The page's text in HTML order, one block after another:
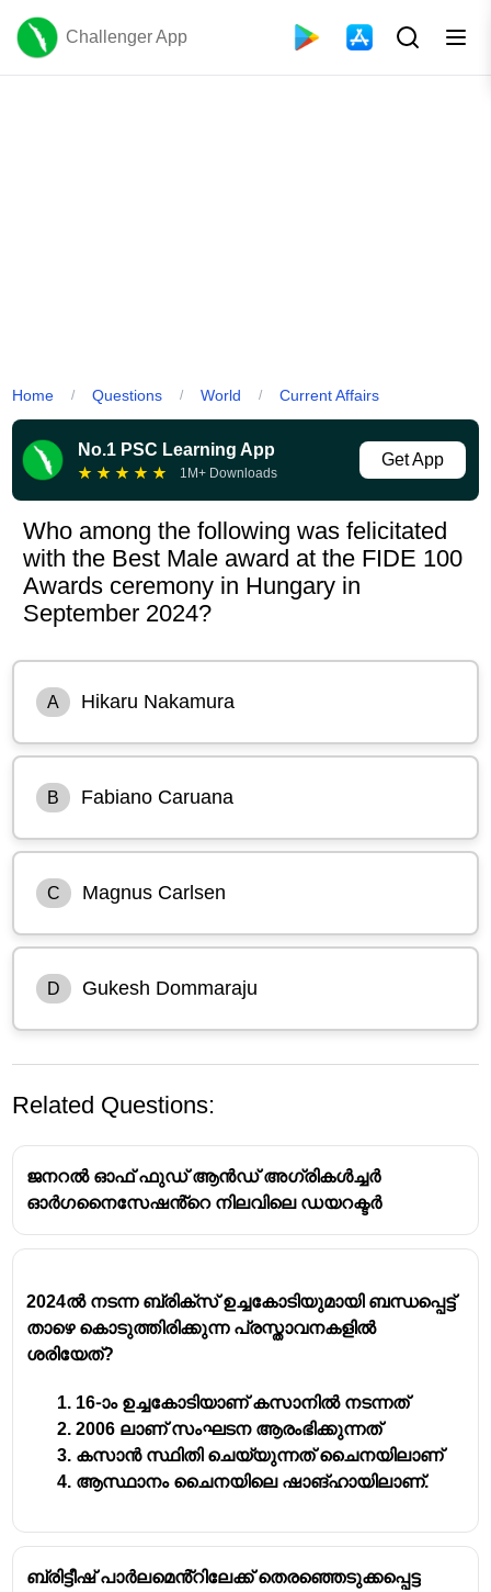
Challenger App
Home / Questions / World / Current Affairs
No.1 PSC Learning App
★ ★ ★ ★ ★ 1M+ Downloads
Get App
Who among the following was felicitated
with the Best Male award at the FIDE 100
Awards ceremony in Hungary in
September 2024?
A Hikaru Nakamura
B Fabiano Caruana
C Magnus Carlsen
D Gukesh Dommaraju
Related Questions:
ജനറൽ ഓഫ് ഫുഡ് ആൻഡ് അഗ്രികൾച്ചർ
ഓർഗനൈസേഷൻ്റെ നിലവിലെ ഡയറക്ടർ
2024ൽ നടന്ന ബ്രിക്‌സ് ഉച്ചകോടിയുമായി ബന്ധപ്പെട്ട്
താഴെ കൊടുത്തിരിക്കുന്ന പ്രസ്താവനകളിൽ
ശരിയേത്?
16-ാം ഉച്ചകോടിയാണ് കസാനിൽ നടന്നത്
2006 ലാണ് സംഘടന ആരംഭിക്കുന്നത്
കസാൻ സ്ഥിതി ചെയ്യുന്നത് ചൈനയിലാണ്
ആസ്ഥാനം ചൈനയിലെ ഷാങ്ഹായിലാണ്.
ബ്രിട്ടീഷ് പാർലമെൻ്റിലേക്ക് തെരഞ്ഞെടുക്കപ്പെട്ട